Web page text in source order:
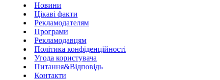
Новини
Цікаві факти
Рекламодателям
Програми
Рекламодавцям
Політика конфіденційності
Угода користувача
Питання&Відповідь
Контакти